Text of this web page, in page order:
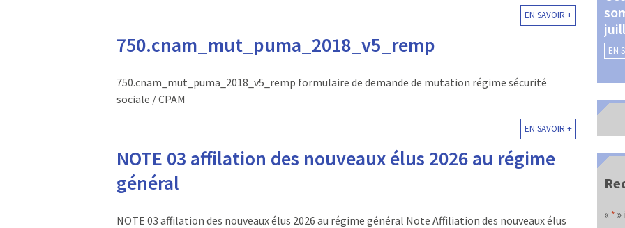
EN SAVOIR +
750.cnam_mut_puma_2018_v5_remp
750.cnam_mut_puma_2018_v5_remp formulaire de demande de mutation régime sécurité
sociale / CPAM
EN SAVOIR +
NOTE 03 affilation des nouveaux élus 2026 au régime
général
NOTE 03 affilation des nouveaux élus 2026 au régime général Note Affiliation des nouveaux élus
Châteauroux (24 et 25
septembre 2026)
EN SAVOIR + EN
« *»